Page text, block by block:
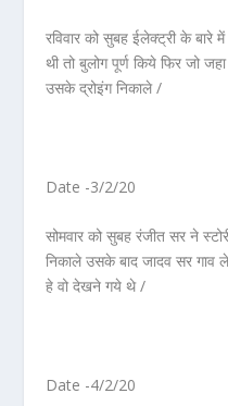
रविवार को सुबह ईलेक्ट्री के
थी तो बुलोग पूर्ण किये फिर जो
उसके द्रोइंग निकाले /
Date -3/2/20
सोमवार को सुबह रंजीत सर ने
निकाले उसके बाद जादव सर गाव
हे वो देखने गये थे /
Date -4/2/20